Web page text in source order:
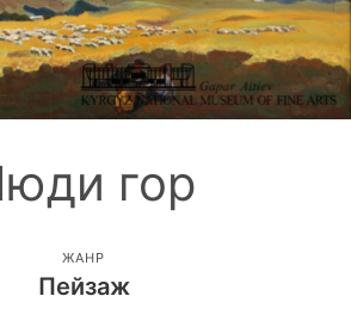
гор
ЖАНР
Пейзаж